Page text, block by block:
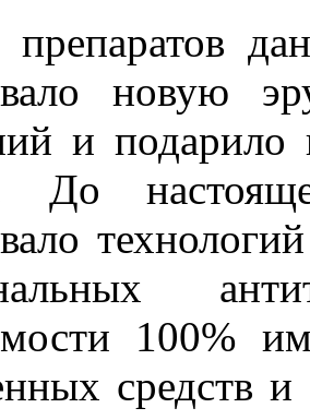
препаратов
новую
и
До
100%
средств